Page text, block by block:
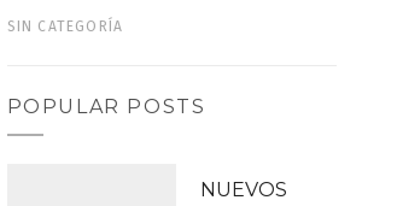
SIN CATEGORÍA
POPULAR POSTS
NUEVOS